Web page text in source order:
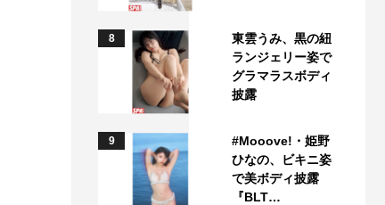
8
東雲うみ、黒の紐
ランジェリー姿で
グラマラスボディ
披露
9
#Mooove!・姫野
ひなの、ビキニ姿
で美ボディ披露
『BLT…